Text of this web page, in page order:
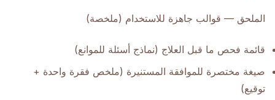
الملحق — قوالب جاهزة للاستخدام (ملخصة)
قائمة فحص ما قبل العلاج (نماذج أسئلة للموانع)
صيغة مختصرة للموافقة المستنيرة (ملخص فقرة واحدة +
توقيع)